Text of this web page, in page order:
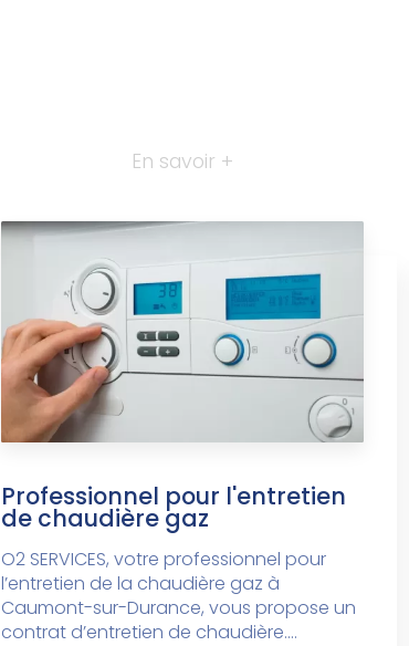
En savoir +
Professionnel pour l'entretien
de chaudière gaz
O2 SERVICES, votre professionnel pour
l’entretien de la chaudière gaz à
Caumont-sur-Durance, vous propose un
contrat d’entretien de chaudière....